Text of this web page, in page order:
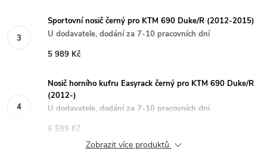
Sportovní nosič černý pro KTM 690 Duke/R (2012-2015)
U dodavatele, dodání za 7-10 pracovních dní
5 989 Kč
Nosič horního kufru Easyrack černý pro KTM 690 Duke/R
(2012-)
U dodavatele, dodání za 7-10 pracovních dní
6 599 Kč
Zobrazit více produktů